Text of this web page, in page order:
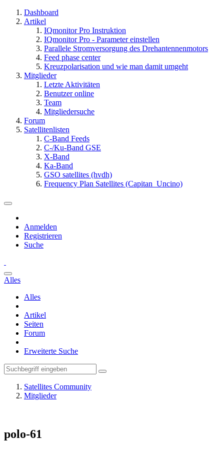
Dashboard
Artikel
IQmonitor Pro Instruktion
IQmonitor Pro - Parameter einstellen
Parallele Stromversorgung des Drehantennenmotors
Feed phase center
Kreuzpolarisation und wie man damit umgeht
Mitglieder
Letzte Aktivitäten
Benutzer online
Team
Mitgliedersuche
Forum
Satellitenlisten
C-Band Feeds
C-/Ku-Band GSE
X-Band
Ka-Band
GSO satellites (hvdh)
Frequency Plan Satellites (Capitan_Uncino)
Anmelden
Registrieren
Suche
Alles
Alles
Artikel
Seiten
Forum
Erweiterte Suche
Satellites Community
Mitglieder
polo-61